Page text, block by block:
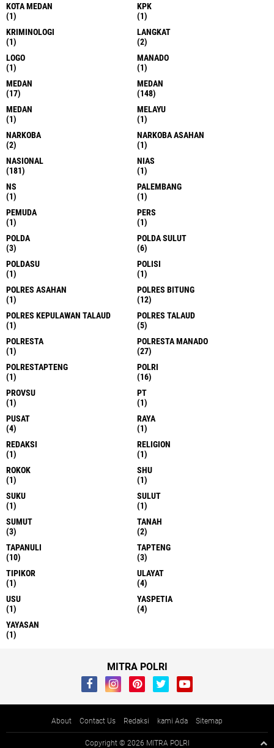
KOTA MEDAN
(1)
KPK
(1)
KRIMINOLOGI
(1)
LANGKAT
(2)
LOGO
(1)
MANADO
(1)
MEDAN
(17)
MEDAN
(148)
MEDAN
(1)
MELAYU
(1)
NARKOBA
(2)
NARKOBA ASAHAN
(1)
NASIONAL
(181)
NIAS
(1)
NS
(1)
PALEMBANG
(1)
PEMUDA
(1)
PERS
(1)
POLDA
(3)
POLDA SULUT
(6)
POLDASU
(1)
POLISI
(1)
POLRES ASAHAN
(1)
POLRES BITUNG
(12)
POLRES KEPULAWAN TALAUD
(1)
POLRES TALAUD
(5)
POLRESTA
(1)
POLRESTA MANADO
(27)
POLRESTAPTENG
(1)
POLRI
(16)
PROVSU
(1)
PT
(1)
PUSAT
(4)
RAYA
(1)
REDAKSI
(1)
RELIGION
(1)
ROKOK
(1)
SHU
(1)
SUKU
(1)
SULUT
(1)
SUMUT
(3)
TANAH
(2)
TAPANULI
(10)
TAPTENG
(3)
TIPIKOR
(1)
ULAYAT
(4)
USU
(1)
YASPETIA
(4)
YAYASAN
(1)
MITRA POLRI
About Contact Us Redaksi kami Ada Sitemap
Copyright © 2026 MITRA POLRI